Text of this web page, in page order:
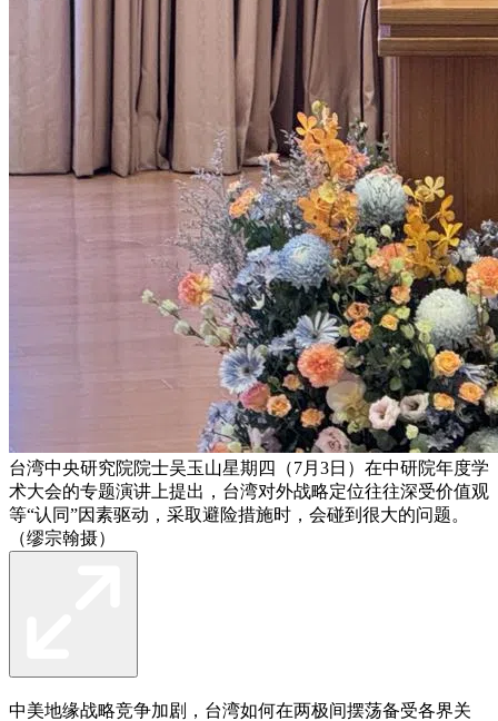
台湾中央研究院院士吴玉山星期四（7月3日）在中研院年度学
术大会的专题演讲上提出，台湾对外战略定位往往深受价值观
等“认同”因素驱动，采取避险措施时，会碰到很大的问题。
（缪宗翰摄）
中美地缘战略竞争加剧，台湾如何在两极间摆荡备受各界关